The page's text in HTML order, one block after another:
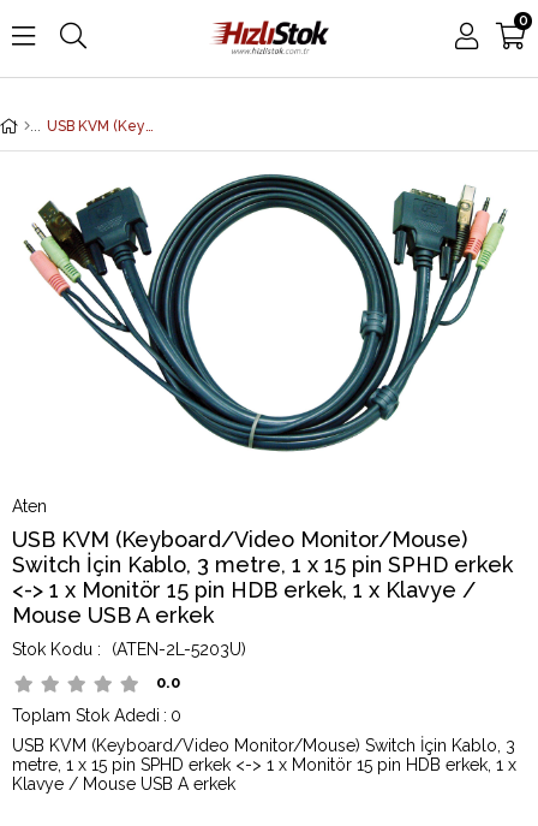
0
USB KVM (Keyboard/Video Monitor/Mouse) Switch İçin Kablo, 3 metre, 1 x 15 pin SPHD erkek <-> 1 x Monitör 15 pin HDB erkek, 1 x Klavye / Mouse USB A erkek
Aten
USB KVM (Keyboard/Video Monitor/Mouse)
Switch İçin Kablo, 3 metre, 1 x 15 pin SPHD erkek
<-> 1 x Monitör 15 pin HDB erkek, 1 x Klavye /
Mouse USB A erkek
(ATEN-2L-5203U)
0.0
Toplam Stok Adedi : 0
USB KVM (Keyboard/Video Monitor/Mouse) Switch İçin Kablo, 3
metre, 1 x 15 pin SPHD erkek <-> 1 x Monitör 15 pin HDB erkek, 1 x
Klavye / Mouse USB A erkek